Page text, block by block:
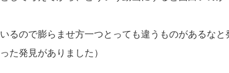
ので膨らませ方一つとっても違うものがあるなと
た発見がありました）